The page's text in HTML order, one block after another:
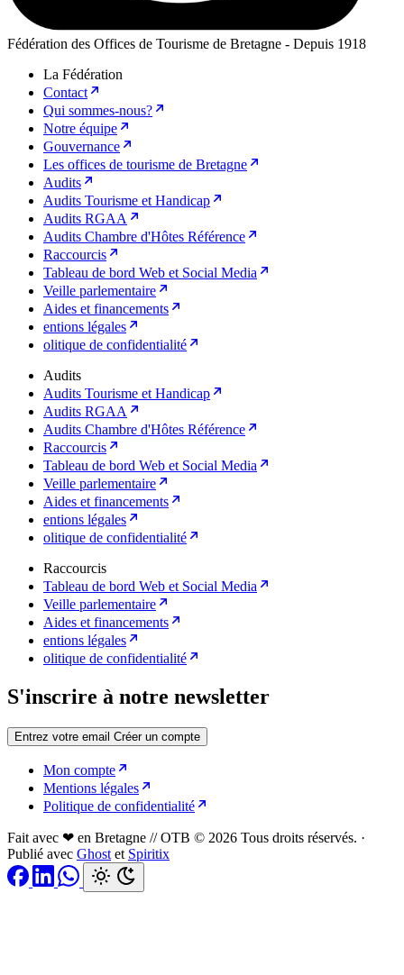
Fédération des Offices de Tourisme de Bretagne - Depuis 1918
La Fédération
Contact
Qui sommes-nous?
Notre équipe
Gouvernance
Les offices de tourisme de Bretagne
Audits
Audits Tourisme et Handicap
Audits RGAA
Audits Chambre d'Hôtes Référence
Raccourcis
Tableau de bord Web et Social Media
Veille parlementaire
Aides et financements
entions légales
olitique de confidentialité
Audits
Audits Tourisme et Handicap
Audits RGAA
Audits Chambre d'Hôtes Référence
Raccourcis
Tableau de bord Web et Social Media
Veille parlementaire
Aides et financements
entions légales
olitique de confidentialité
Raccourcis
Tableau de bord Web et Social Media
Veille parlementaire
Aides et financements
entions légales
olitique de confidentialité
S'inscrire à notre newsletter
Entrez votre email Créer un compte
Mon compte
Mentions légales
Politique de confidentialité
Fait avec ❤ en Bretagne // OTB © 2026 Tous droits réservés. ·
Publié avec Ghost et Spiritix